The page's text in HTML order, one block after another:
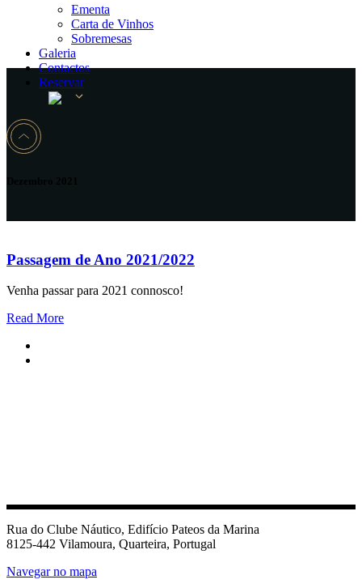
Ementa
Carta de Vinhos
Sobremesas
Galeria
Contactos
Reservar
Passagem de Ano 2021/2022
Venha passar para 2021 connosco!
Read More
Rua do Clube Náutico, Edifício Pateos da Marina
8125-442 Vilamoura, Quarteira, Portugal
Navegar no mapa